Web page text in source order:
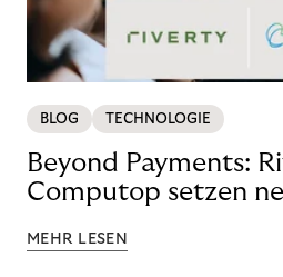
BLOG TECHNOLOGIE
Beyond Payments:
Computop setzen
MEHR LESEN